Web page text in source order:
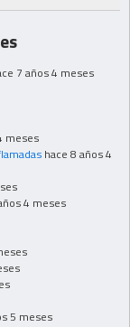
7 años 4 meses
meses
hace 8 años 4
4 meses
5 meses